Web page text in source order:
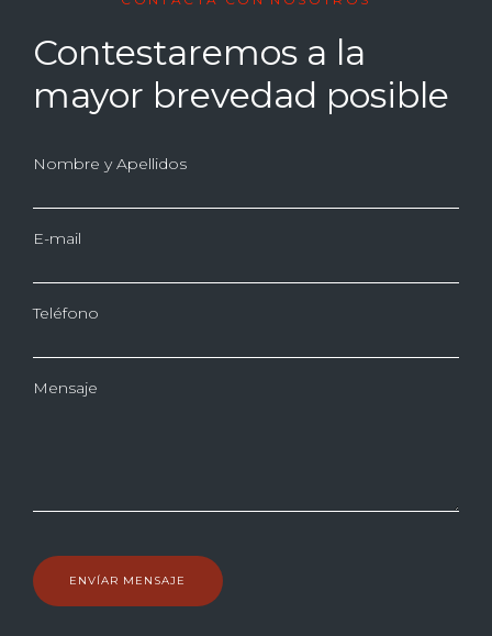
Contestaremos a la
mayor brevedad posible
Nombre y Apellidos
E-mail
Teléfono
Mensaje